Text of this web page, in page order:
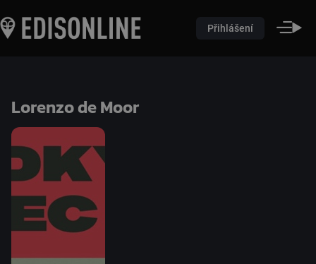
Přihlášení
Lorenzo de Moor